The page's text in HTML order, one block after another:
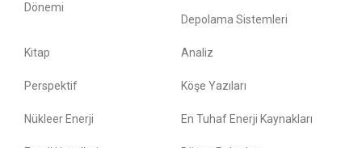
Dönemi
Depolama Sistemleri
Kitap Analiz
Perspektif Köşe Yazıları
Nükleer Enerji En Tuhaf Enerji Kaynakları